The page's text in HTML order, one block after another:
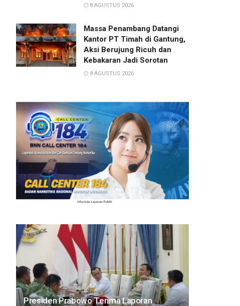
8 AGUSTUS 2026
Massa Penambang Datangi
Kantor PT Timah di Gantung,
Aksi Berujung Ricuh dan
Kebakaran Jadi Sorotan
8 AGUSTUS 2026
Presiden Prabowo Terima Laporan